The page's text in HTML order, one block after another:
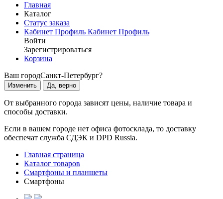
Главная
Каталог
Статус заказа
Кабинет Профиль Кабинет Профиль
Войти
Зарегистрироваться
Корзина
Ваш городСанкт-Петербург?
Изменить Да, верно
От выбранного города зависят цены, наличие товара и
способы доставки.
Если в вашем городе нет офиса фотосклада, то доставку
обеспечат служба СДЭК и DPD Russia.
Главная страница
Каталог товаров
Смартфоны и планшеты
Смартфоны